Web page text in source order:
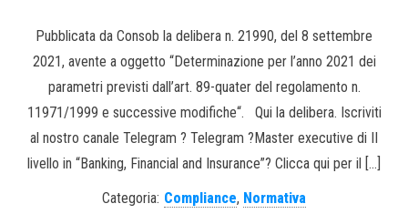
Pubblicata da Consob la delibera n. 21990, del 8 settembre
2021, avente a oggetto “Determinazione per l’anno 2021 dei
parametri previsti dall’art. 89-quater del regolamento n.
11971/1999 e successive modifiche“. Qui la delibera. Iscriviti
al nostro canale Telegram ? Telegram ?Master executive di II
livello in “Banking, Financial and Insurance”? Clicca qui per il […]
Categoria: Compliance, Normativa